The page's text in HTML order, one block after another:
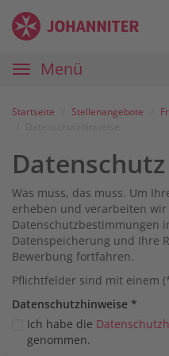
Zum
Inhalt
Anmelden
Zur
Navigation
Zur
Startseite
Karriereportal
Johanniter
Hauptnavigation
Menü
Startseite Stellenangebote
Was muss, das muss. Um
erheben und verarbeiten
Datenschutzbestimmungen
Datenspeicherung und Ihre
Bewerbung fortfahren.
Pflichtfelder sind mit einem
Datenschutz­hinweise *
Ich habe die
genommen.